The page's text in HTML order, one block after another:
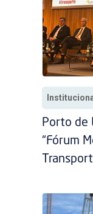
Porto de
“Fórum